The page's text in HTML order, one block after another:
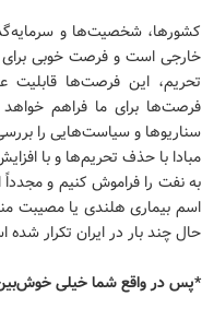
کشورها، شخصیت‌ها و
خارجی است و فرصت خوبی
تحریم، این فرصت‌ها قابلیت
فرصت‌ها برای ما فراهم خواهد
سناریوها و سیاست‌هایی را
مبادا با حذف تحریم‌ها و با
به نفت را فراموش کنیم و
اسم بیماری هلندی یا مصیبت
حال چند بار در ایران تکرار
*پس در واقع شما خیلی